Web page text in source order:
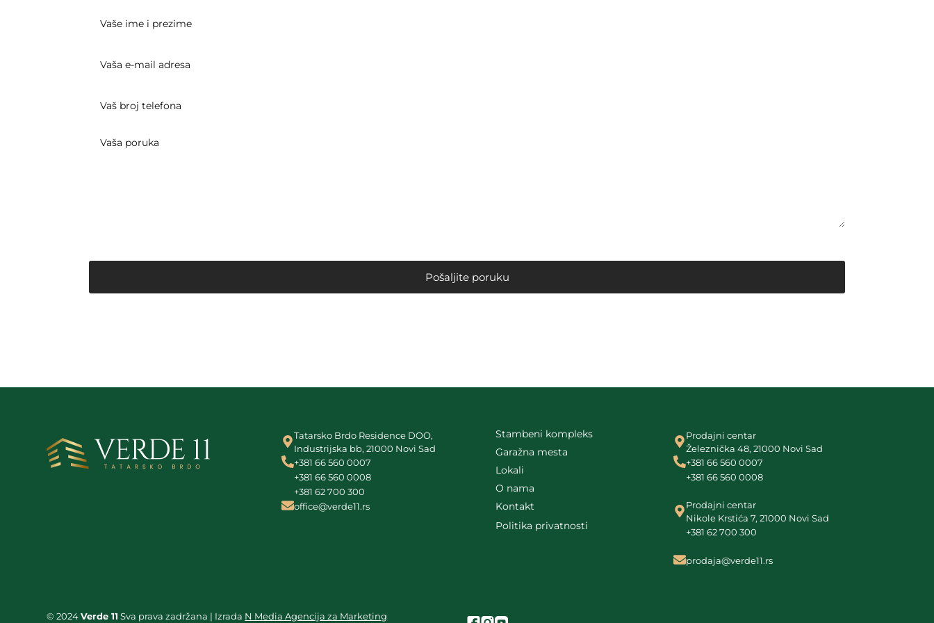
Tatarsko Brdo Residence DOO,
Industrijska bb, 21000 Novi Sad
+381 66 560 0007
+381 66 560 0008
+381 62 700 300
office@verde11.rs
Stambeni kompleks
Garažna mesta
Lokali
O nama
Kontakt
Politika privatnosti
Prodajni centar
Železnička 48, 21000 Novi Sad
+381 66 560 0007
+381 66 560 0008
Prodajni centar
Nikole Krstića 7, 21000 Novi Sad
+381 62 700 300
prodaja@verde11.rs
© 2024Verde 11 Sva prava zadržana | Izrada N Media Agencija za Marketing